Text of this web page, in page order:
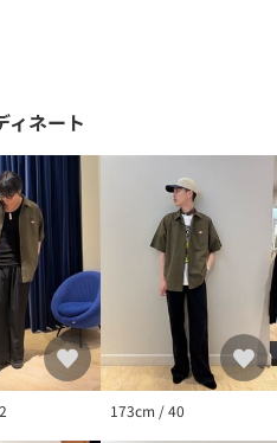
スタッフのユニフォームを製
半ばから90年代までは、鉄道な
り登録】がオススメです！
が通知されるようになります。
ションタグを必ずご確認の上、
光の当たり具合で色味が違って
味は、スタジオ撮影の画像をご
ィネート
173cm / 40